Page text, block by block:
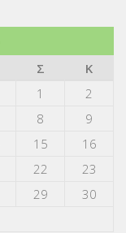
Σ
Κ
1
2
8
9
15
16
22
23
29
30